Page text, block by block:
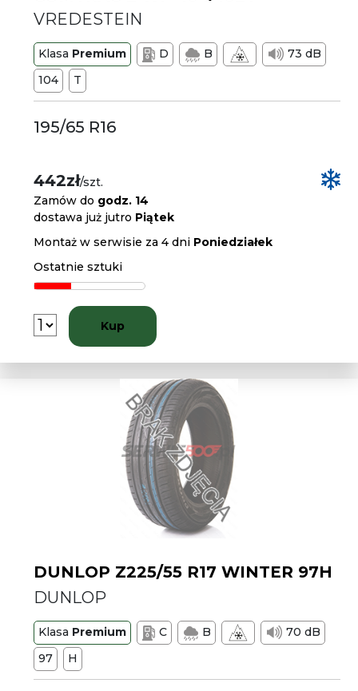
VREDESTEIN
Klasa Premium D B
73 dB
104
T
195/65 R16
442zł/szt.
Zamów do godz. 14
dostawa już jutro Piątek
Montaż w serwisie za 4 dni Poniedziałek
Ostatnie sztuki
Kup
DUNLOP Z225/55 R17 WINTER 97H
DUNLOP
Klasa Premium C B
70 dB
97
H